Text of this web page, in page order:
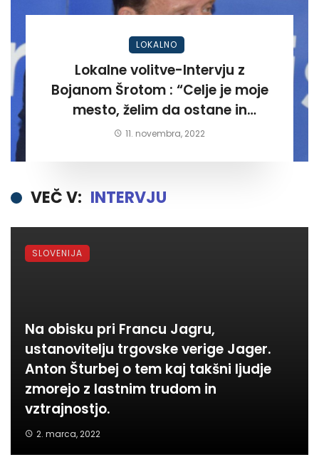
LOKALNO
Lokalne volitve-Intervju z
Bojanom Šrotom : “Celje je moje
mesto, želim da ostane in
postane kraj kjer bodo ljudje
11. novembra, 2022
VEČ V: INTERVJU
Na obisku pri Francu Jagru,
ustanovitelju trgovske verige Jager.
Anton Šturbej o tem kaj takšni ljudje
zmorejo z lastnim trudom in
vztrajnostjo.
2. marca, 2022
SLOVENIJA